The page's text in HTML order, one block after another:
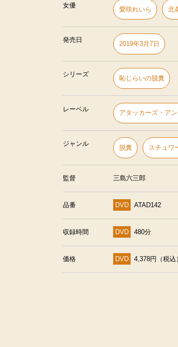
女優
愛咲れいら 北
発売日
2019年3月7日
シリーズ
恥じらいの脱糞
レーベル
アタッカーズ・ア
ジャンル
脱糞 スチュワ
監督 三島六三郎
品番 DVD ATAD142
収録時間 DVD 480分
価格 DVD 4,378円（税込